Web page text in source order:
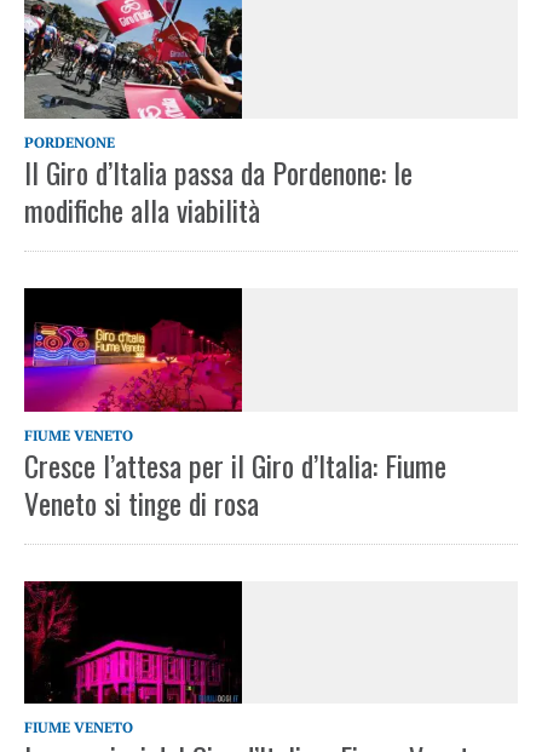
PORDENONE
Il Giro d’Italia passa da Pordenone: le
modifiche alla viabilità
FIUME VENETO
Cresce l’attesa per il Giro d’Italia: Fiume
Veneto si tinge di rosa
FIUME VENETO